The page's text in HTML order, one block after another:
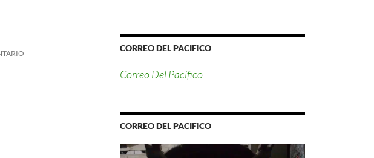
CORREO DEL PACIFICO
Correo Del Pacifico
CORREO DEL PACIFICO